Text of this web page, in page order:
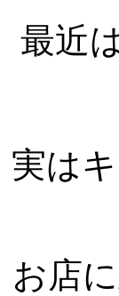
最近
実は
お店